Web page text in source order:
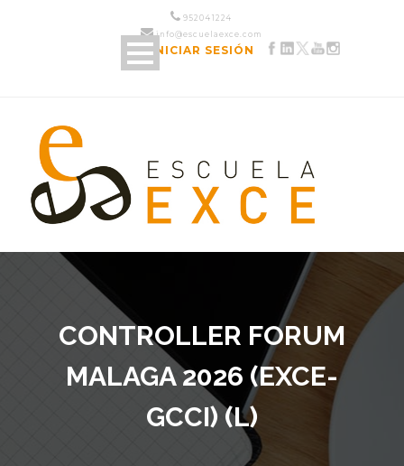
952 04 12 24
info@escuelaexce.com
INICIAR SESIÓN
CONTROLLER FORUM
MALAGA 2026 (EXCE-
GCCI) (L)